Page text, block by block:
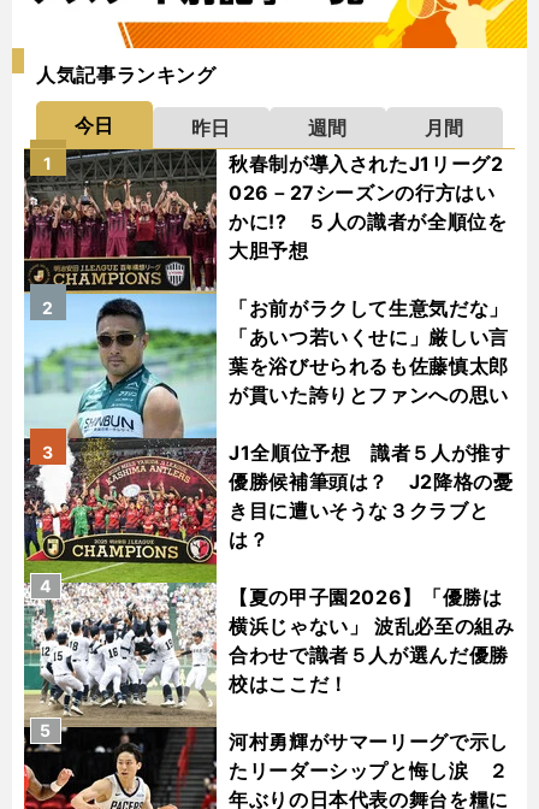
人気記事ランキング
今日 昨日 週間
月間
秋春制が導入されたJ1リーグ2
026－27シーズンの行方はい
かに!? ５人の識者が全順位を
大胆予想
1
「お前がラクして生意気だな」
「あいつ若いくせに」厳しい言
葉を浴びせられるも佐藤慎太郎
が貫いた誇りとファンへの思い
2
J1全順位予想 識者５人が推す
優勝候補筆頭は？ J2降格の憂
き目に遭いそうな３クラブと
は？
3
【夏の甲子園2026】「優勝は
横浜じゃない」 波乱必至の組み
合わせで識者５人が選んだ優勝
校はここだ！
4
河村勇輝がサマーリーグで示し
たリーダーシップと悔し涙 ２
年ぶりの日本代表の舞台を糧に
5